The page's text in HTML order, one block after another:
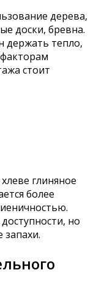
дерева,
доски, бревна.
держать тепло,
стоит
глиняное
более
но
запахи.